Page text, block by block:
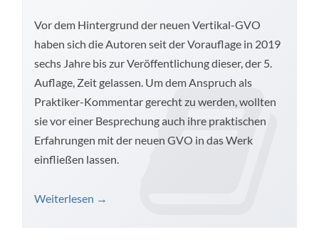
Vor dem Hintergrund der neuen Vertikal-GVO
haben sich die Autoren seit der Vorauflage in 2019
sechs Jahre bis zur Veröffentlichung dieser, der 5.
Auflage, Zeit gelassen. Um dem Anspruch als
Praktiker-Kommentar gerecht zu werden, wollten
sie vor einer Besprechung auch ihre praktischen
Erfahrungen mit der neuen GVO in das Werk
einfließen lassen.
Weiterlesen →